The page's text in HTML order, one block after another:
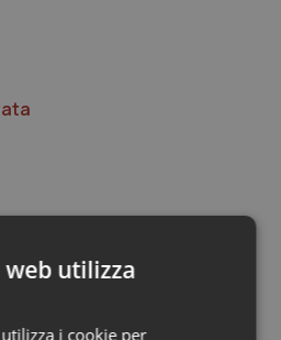
urogenitali
in
utilizza
i cookie per